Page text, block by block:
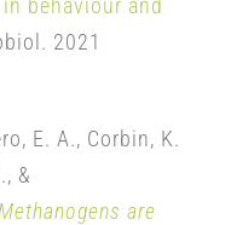
behaviour and
2021
E. A., Corbin, K.
&
are